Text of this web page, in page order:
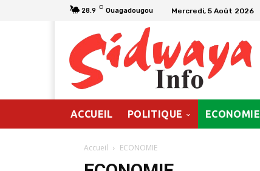
28.9 C Ouagadougou Mercredi, 5 Août 2026
ACCUEIL POLITIQUE ECONOMIE
Accueil ECONOMIE